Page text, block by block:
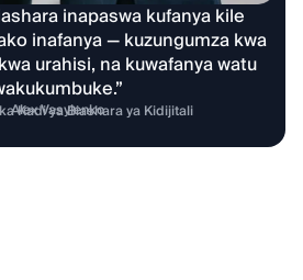
inapaswa kufanya kile
inafanya — kuzungumza kwa
urahisi, na kuwafanya watu
Alex Vasylenko
Kadi ya Biashara ya Kidijitali